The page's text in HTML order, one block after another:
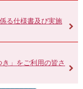
る仕様書及び実施
き」をご利用の皆さ